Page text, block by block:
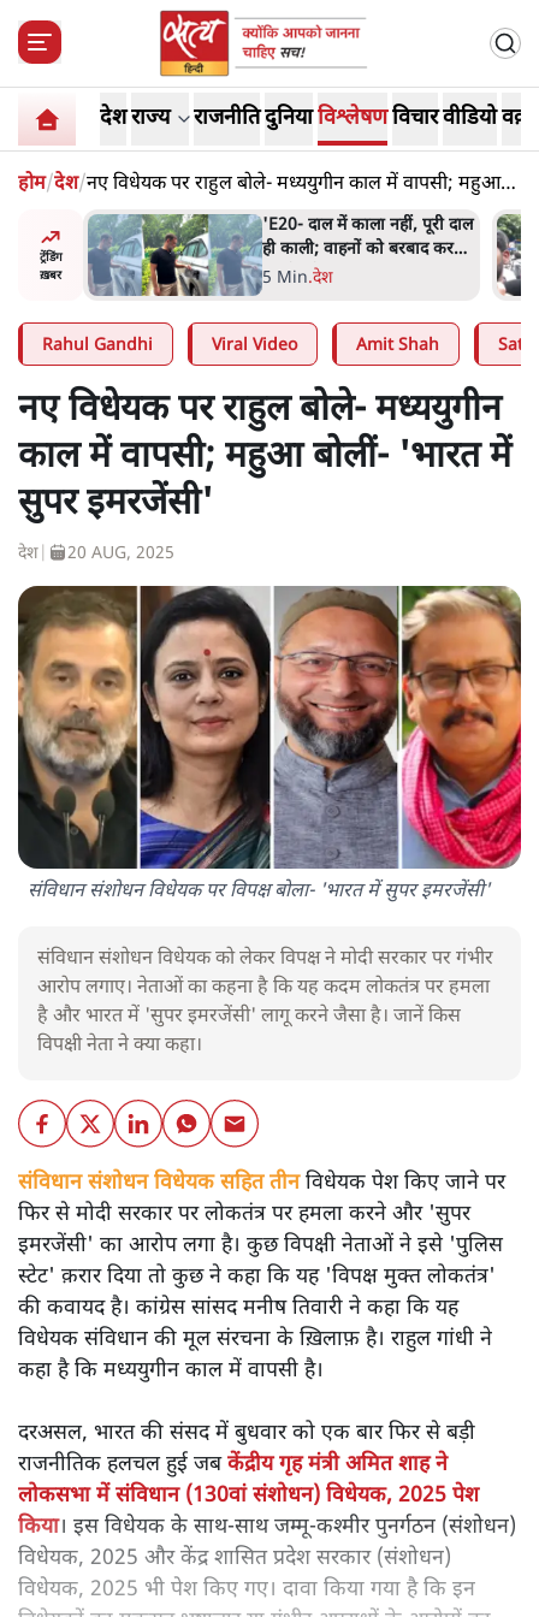
देशराज्य राजनीतिदुनियाविश्लेषणविचारवीडियो
होम/देश/नए विधेयक पर राहुल बोले- मध्ययुगीन काल में वापसी; महुआ
बोलीं- 'भारत में सुपर इमरजेंसी'
ट्रेंडिंग
ख़बर
पूरी दाल
कर
BJP और मोदी ‘गॉडफादर’ भागवत
की Gen Z पर सलाह मानेंः
अभिजीत दिपके
5 Min.देश
Rahul Gandhi Viral Video Amit Shah
नए विधेयक पर राहुल बोले- मध्ययुगीन
काल में वापसी; महुआ बोलीं- 'भारत में
सुपर इमरजेंसी'
देश 20 AUG, 2025
संविधान संशोधन विधेयक पर विपक्ष बोला- 'भारत में सुपर इमरजेंसी'
संविधान संशोधन विधेयक को लेकर विपक्ष ने मोदी सरकार पर गंभीर
आरोप लगाए। नेताओं का कहना है कि यह कदम लोकतंत्र पर हमला
है और भारत में 'सुपर इमरजेंसी' लागू करने जैसा है। जानें किस
विपक्षी नेता ने क्या कहा।
संविधान संशोधन विधेयक सहित तीन विधेयक पेश किए जाने पर
फिर से मोदी सरकार पर लोकतंत्र पर हमला करने और 'सुपर
इमरजेंसी' का आरोप लगा है। कुछ विपक्षी नेताओं ने इसे 'पुलिस
स्टेट' क़रार दिया तो कुछ ने कहा कि यह 'विपक्ष मुक्त लोकतंत्र'
की कवायद है। कांग्रेस सांसद मनीष तिवारी ने कहा कि यह
विधेयक संविधान की मूल संरचना के ख़िलाफ़ है। राहुल गांधी ने
कहा है कि मध्ययुगीन काल में वापसी है।
दरअसल, भारत की संसद में बुधवार को एक बार फिर से बड़ी
राजनीतिक हलचल हुई जबकेंद्रीय गृह मंत्री अमित शाह ने
लोकसभा में संविधान (130वां संशोधन) विधेयक, 2025 पेश
किया। इस विधेयक के साथ-साथ जम्मू-कश्मीर पुनर्गठन (संशोधन)
विधेयक, 2025 और केंद्र शासित प्रदेश सरकार (संशोधन)
विधेयक, 2025 भी पेश किए गए। दावा किया गया है कि इन